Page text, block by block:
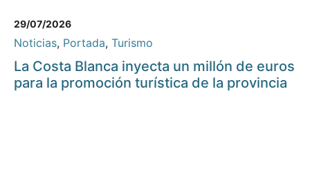
29/07/2026
Noticias, Portada, Turismo
La Costa Blanca inyecta un millón de euros
para la promoción turística de la provincia